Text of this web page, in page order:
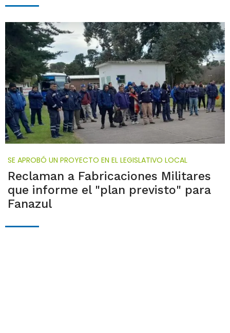
SE APROBÓ UN PROYECTO EN EL LEGISLATIVO LOCAL
Reclaman a Fabricaciones Militares
que informe el "plan previsto" para
Fanazul